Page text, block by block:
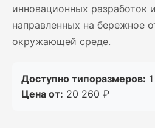
инновационных разработок
направленных на бережное
окружающей среде.
Доступно типоразмеров: 1
Цена от: 20 260 ₽